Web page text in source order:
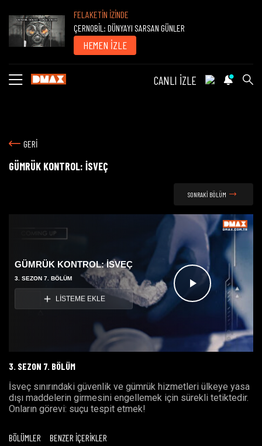
FELAKETİN İZİNDE
ÇERNOBİL: DÜNYAYI SARSAN GÜNLER
HEMEN İZLE
CANLI İZLE
GERİ
GÜMRÜK KONTROL: İSVEÇ
SONRAKİ BÖLÜM
Videoyu
Oynat
GÜMRÜK KONTROL: İSVEÇ
3. SEZON 7. BÖLÜM
LİSTEME EKLE
3. SEZON 7. BÖLÜM
İsveç sınırındaki güvenlik ve gümrük hizmetleri ülkeye yasa
dışı maddelerin girmesini engellemek için sürekli tetiktedir.
Onların görevi: suçu tespit etmek!
BÖLÜMLER BENZER İÇERİKLER